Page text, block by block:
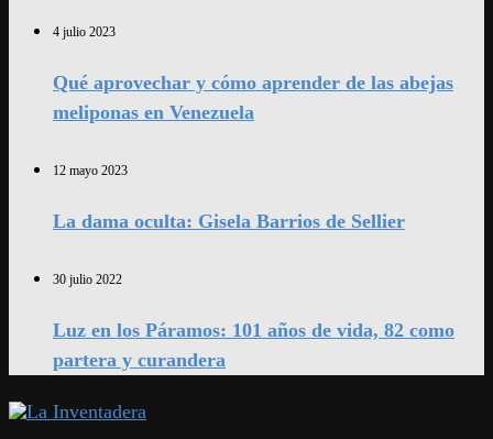
4 julio 2023
Qué aprovechar y cómo aprender de las abejas
meliponas en Venezuela
12 mayo 2023
La dama oculta: Gisela Barrios de Sellier
30 julio 2022
Luz en los Páramos: 101 años de vida, 82 como
partera y curandera